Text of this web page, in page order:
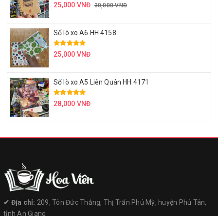
25,000 VNĐ 30,000 VNĐ
Sổ lò xo A6 HH 4158
25,000 VNĐ
Sổ lò xo A5 Liên Quân HH 4171
28,000 VNĐ
✔︎ Địa chỉ: 209, Tôn Đức Thắng, Thị Trấn Phú Mỹ, huyện Phú Tân,
tỉnh An Giang